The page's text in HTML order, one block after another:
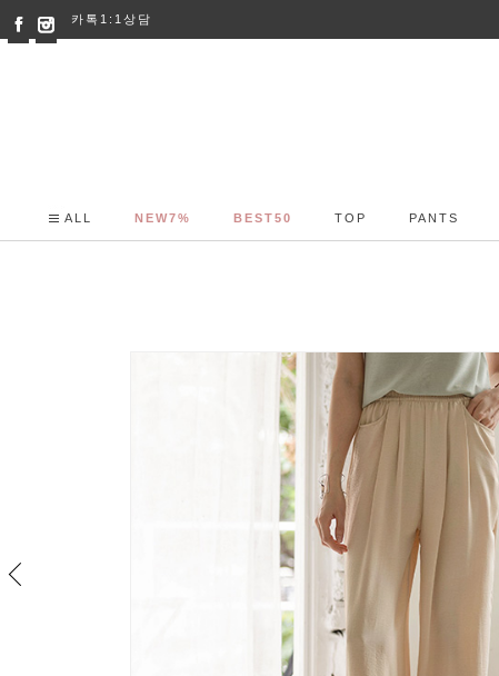
카톡1:1상담
ALL NEW7% BEST50 TOP PANTS